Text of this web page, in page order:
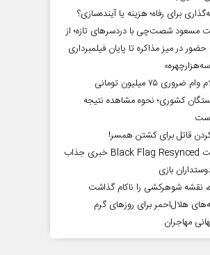
برای رفاه؛ هزینه یا آینده‌سازی؟
مسعود شصت‌چی با دردسر‌های تازه؛ از
در میز مذاکره تا پایان فیلمبرداری
استعلام وام ضروری ۷۵ میلیون تومانی
کشوری؛ نحوه مشاهده نتیجه
قاتل برای کشتن همسر!
بازگشت Black Flag Resynced خبری جذاب
بازی
نقشه شوهرکشی را ناکام گذاشت
هلال‌احمر برای روز‌های گرم
مهاجران